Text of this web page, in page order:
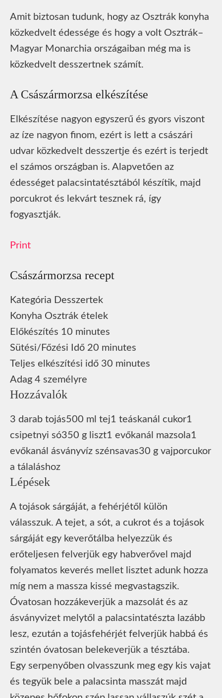
Amit biztosan tudunk, hogy az Osztrák konyha
közkedvelt édessége és hogy a volt Osztrák–
Magyar Monarchia országaiban még ma is
közkedvelt desszertnek számít.
A Császármorzsa elkészítése
Elkészítése nagyon egyszerű és gyors viszont
az íze nagyon finom, ezért is lett a császári
udvar közkedvelt desszertje és ezért is terjedt
el számos országban is. Alapvetően az
édességet palacsintatésztából készítik, majd
porcukrot és lekvárt tesznek rá, így
fogyasztják.
Print
Császármorzsa recept
Kategória Desszertek
Konyha Osztrák ételek
Előkészítés 10 minutes
Sütési/Főzési Idő 20 minutes
Teljes elkészítési idő 30 minutes
Adag 4 személyre
Hozzávalók
3 darab tojás500 ml tej1 teáskanál cukor1
csipetnyi só350 g liszt1 evőkanál mazsola1
evőkanál ásványvíz szénsavas30 g vajporcukor
a tálaláshoz
Lépések
A tojások sárgáját, a fehérjétől külön
válasszuk. A tejet, a sót, a cukrot és a tojások
sárgáját egy keverőtálba helyezzük és
erőteljesen felverjük egy habverővel majd
folyamatos keverés mellet lisztet adunk hozza
míg nem a massza kissé megvastagszik.
Óvatosan hozzákeverjük a mazsolát és az
ásványvizet melytől a palacsintatészta lazább
lesz, ezután a tojásfehérjét felverjük habbá és
szintén óvatosan belekeverjük a tésztába.
Egy serpenyőben olvasszunk meg egy kis vajat
és tegyük bele a palacsinta masszát majd